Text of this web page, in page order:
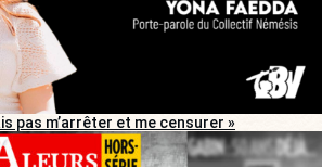
pas m’arrêter et me censurer »